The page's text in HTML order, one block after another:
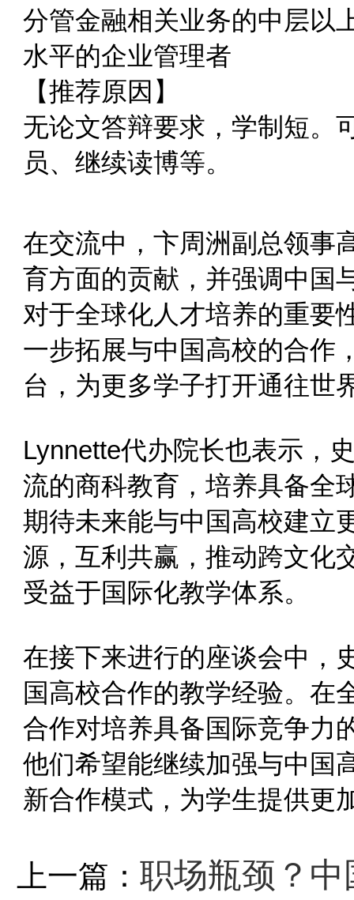
分管金融相关业务的中层以
水平的企业管理者
【推荐原因】
无论文答辩要求，学制短。
员、继续读博等。
在交流中，卞周洲副总领事
育方面的贡献，并强调中国
对于全球化人才培养的重要
一步拓展与中国高校的合作
台，为更多学子打开通往世
Lynnette代办院长也表示，
流的商科教育，培养具备全
期待未来能与中国高校建立
源，互利共赢，推动跨文化
受益于国际化教学体系。
在接下来进行的座谈会中，
国高校合作的教学经验。在
合作对培养具备国际竞争力
他们希望能继续加强与中国
新合作模式，为学生提供更
上一篇： 职场瓶颈？